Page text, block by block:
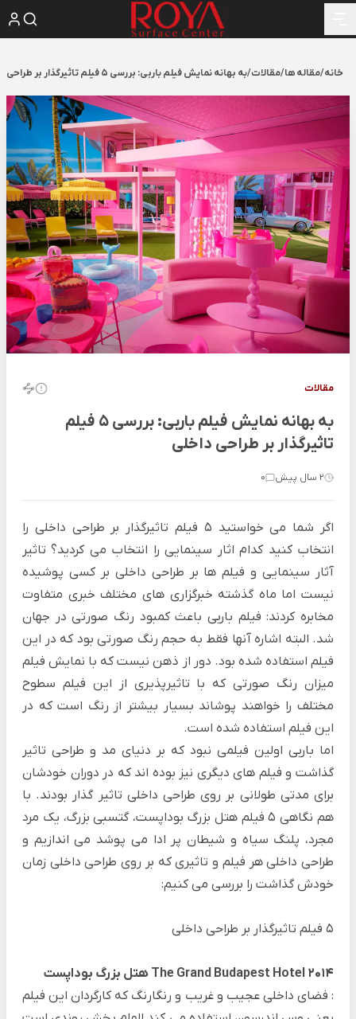
خانه/مقاله ها/مقالات/به بهانه نمایش فیلم باربی: بررسی 5 فیلم تاثیرگذار بر طراحی داخلی
مقالات
به بهانه نمایش فیلم باربی: بررسی 5 فیلم
تاثیرگذار بر طراحی داخلی
2 سال پیش 0
اگر شما می خواستید 5 فیلم تاثیرگذار بر طراحی داخلی را
انتخاب کنید کدام اثار سینمایی را انتخاب می کردید؟ تاثیر
آثار سینمایی و فیلم ها بر طراحی داخلی بر کسی پوشیده
نیست اما ماه گذشته خبرگزاری های مختلف خبری متفاوت
مخابره کردند: فیلم باربی باعث کمبود رنگ صورتی در جهان
شد. البته اشاره آنها فقط به حجم رنگ صورتی بود که در این
فیلم استفاده شده بود. دور از ذهن نیست که با نمایش فیلم
میزان رنگ صورتی که با تاثیرپذیری از این فیلم سطوح
مختلف را خواهند پوشاند بسیار بیشتر از رنگ است که در
این فیلم استفاده شده است.
اما باربی اولین فیلمی نبود که بر دنیای مد و طراحی تاثیر
گذاشت و فیلم های دیگری نیز بوده اند که در دوران خودشان
برای مدتی طولانی بر روی طراحی داخلی تاثیر گذار بودند. با
هم نگاهی 5 فیلم هتل بزرگ بوداپست، گتسبی بزرگ، یک مرد
مجرد، پلنگ سیاه و شیطان پر ادا می پوشد می اندازیم و
طراحی داخلی هر فیلم و تاثیری که بر روی طراحی داخلی زمان
خودش گذاشت را بررسی می کنیم:
5 فیلم تاثیرگذار بر طراحی داخلی
The Grand Budapest Hotel 2014 هتل بزرگ بوداپست
: فضای داخلی عجیب و غریب و رنگارنگ که کارگردان این فیلم